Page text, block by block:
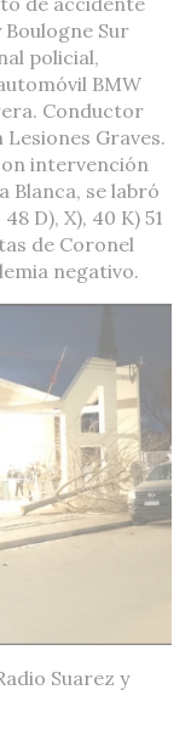
Sur
policial,
BMW
Conductor
Graves.
intervención
Blanca, se labró
D), X), 40 K) 51
de Coronel
negativo.
Suarez y